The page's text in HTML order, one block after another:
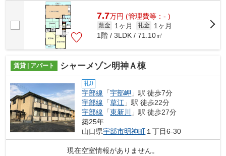
心してお住まいただけます＾＾ ご内覧も...
7.7万円 (管理費等：- )
敷金 1ヶ月 礼金
1ヶ月
1階 / 3LDK / 71.10㎡
賃貸 | アパート シャーメゾン明神Ａ棟
礼0
宇部線 「宇部岬 」駅 徒歩7分
宇部線 「草江 」駅 徒歩22分
宇部線 「東新川
」駅 徒歩27分
築25年
山口県宇部市明神町 １丁目6-30
現在空室情報がありません。